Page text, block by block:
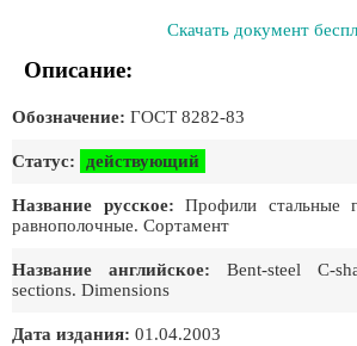
Скачать документ
Описание:
Обозначение: ГОСТ 8282-83
Статус: действующий
Название русское: Профили стальные
равнополочные. Сортамент
Название английское: Bent-steel С-
sections. Dimensions
Дата издания: 01.04.2003